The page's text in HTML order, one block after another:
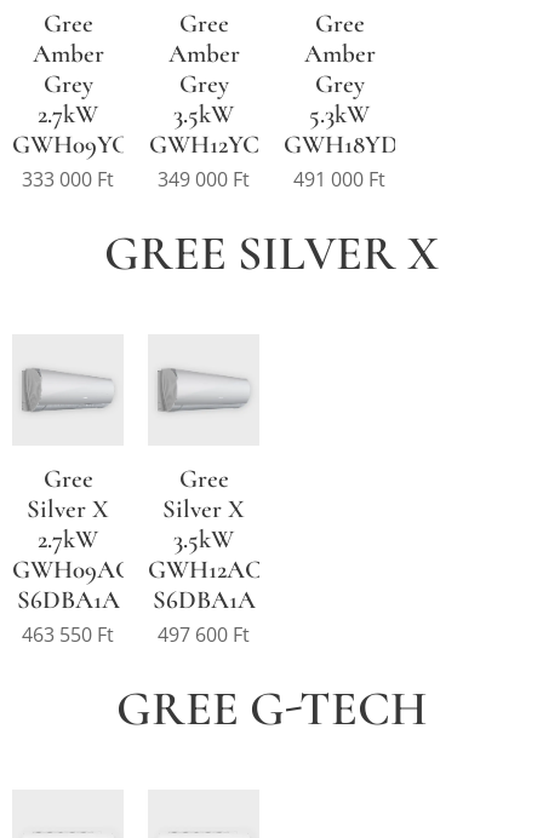
Gree
Amber
Grey
2.7kW
GWH09YC
333 000 Ft
Gree
Amber
Grey
3.5kW
GWH12YC
349 000 Ft
Gree
Amber
Grey
5.3kW
GWH18YD
491 000 Ft
GREE SILVER X
Gree
Silver X
2.7kW
GWH09ACC-
S6DBA1A
463 550 Ft
Gree
Silver X
3.5kW
GWH12ACC-
S6DBA1A
497 600 Ft
GREE G-TECH